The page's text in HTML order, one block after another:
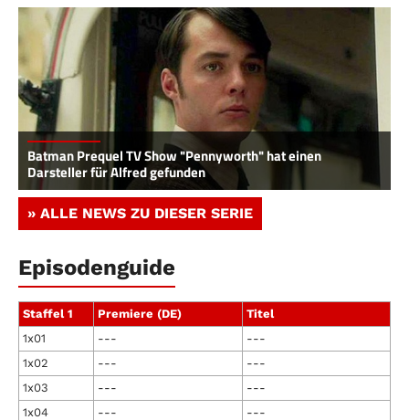
Batman Prequel TV Show "Pennyworth" hat einen
Darsteller für Alfred gefunden
» ALLE NEWS ZU DIESER SERIE
Episodenguide
Staffel 1 Premiere (DE)
Titel
1x01
---
---
1x02
---
---
1x03
---
---
1x04
---
---